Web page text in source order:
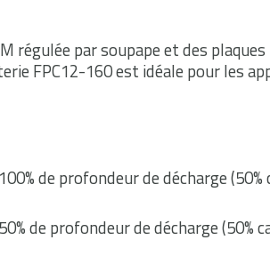
régulée par soupape et des
FPC12-160 est idéale pour les
de profondeur de décharge
de profondeur de décharge (50%